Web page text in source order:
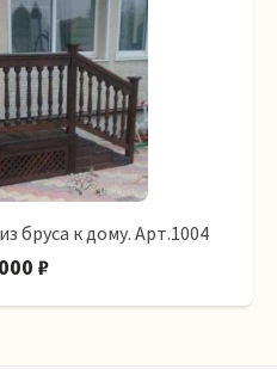
бруса к дому. Арт.1004
₽